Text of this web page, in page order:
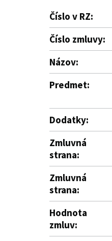
Číslo v RZ:
Číslo zmluvy:
Názov:
Predmet:
Dodatky:
Zmluvná
strana:
Zmluvná
strana:
Hodnota
zmluv: